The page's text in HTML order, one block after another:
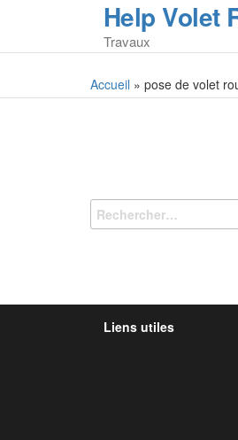
Help Volet
Travaux
Accueil » pose de volet
Liens utiles